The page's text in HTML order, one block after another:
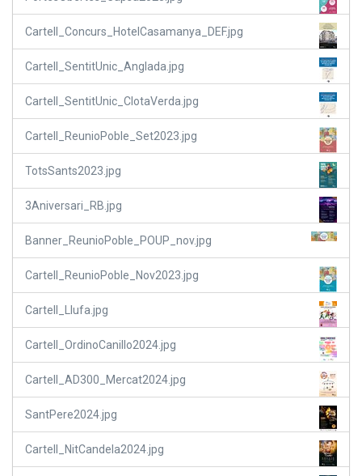
Cartell_Concurs_HotelCasamanya_DEF.jpg
Cartell_SentitUnic_Anglada.jpg
Cartell_SentitUnic_ClotaVerda.jpg
Cartell_ReunioPoble_Set2023.jpg
TotsSants2023.jpg
3Aniversari_RB.jpg
Banner_ReunioPoble_POUP_nov.jpg
Cartell_ReunioPoble_Nov2023.jpg
Cartell_Llufa.jpg
Cartell_OrdinoCanillo2024.jpg
Cartell_AD300_Mercat2024.jpg
SantPere2024.jpg
Cartell_NitCandela2024.jpg